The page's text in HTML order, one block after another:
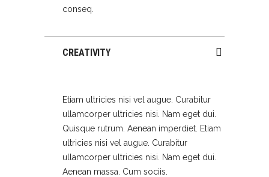
conseq.
CREATIVITY
Etiam ultricies nisi vel augue. Curabitur
ullamcorper ultricies nisi. Nam eget dui.
Quisque rutrum. Aenean imperdiet. Etiam
ultricies nisi vel augue. Curabitur
ullamcorper ultricies nisi. Nam eget dui.
Aenean massa. Cum sociis.